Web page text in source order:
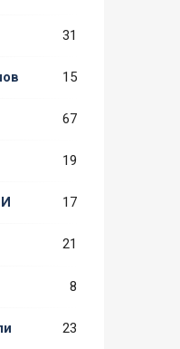
31
15
67
19
17
21
8
23